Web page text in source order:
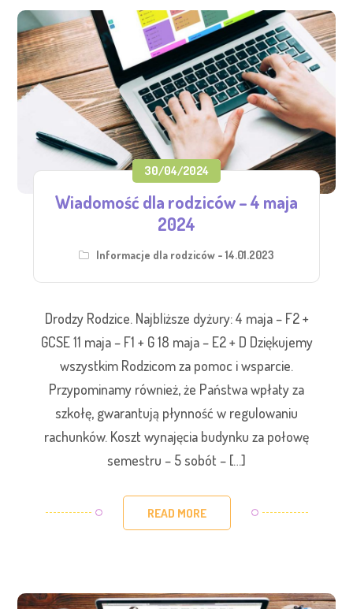
30/04/2024
Wiadomość dla rodziców – 4 maja
2024
Informacje dla rodziców - 14.01.2023
Drodzy Rodzice. Najbliższe dyżury: 4 maja – F2 +
GCSE 11 maja – F1 + G 18 maja – E2 + D Dziękujemy
wszystkim Rodzicom za pomoc i wsparcie.
Przypominamy również, że Państwa wpłaty za
szkołę, gwarantują płynność w regulowaniu
rachunków. Koszt wynajęcia budynku za połowę
semestru – 5 sobót – […]
READ MORE